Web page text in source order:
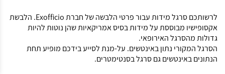
לרשותכם סרגל מידות עבור פרטי הלבשה של חברת Exofficio. הלבשת
אקסופישיו מבוססת על מידות בסיס אמריקאיות שהן נוטות להיות
גדולות מהסרגל האירופאי.
הסרגל המקורי נתון באינטשים. על-מנת לסייע בידכם מופיע תחת
הנתונים באינטשים גם סרגלבסנטימטרים.